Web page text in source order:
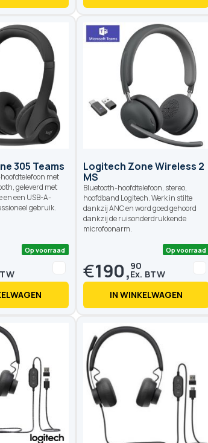
Op voorraad
305 Teams
met
geleverd met
en een USB-A-
gebruik.
Logitech Zone Wireless 2
MS
Bluetooth-hoofdtelefoon, stereo,
hoofdband Logitech. Werk in stilte
dankzij ANC en word goed gehoord
dankzij de ruisonderdrukkende
microfoonarm.
€190,90
IN WINKELWAGEN